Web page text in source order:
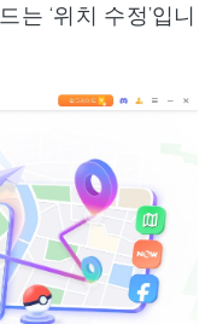
는 ‘위치 수정’입니